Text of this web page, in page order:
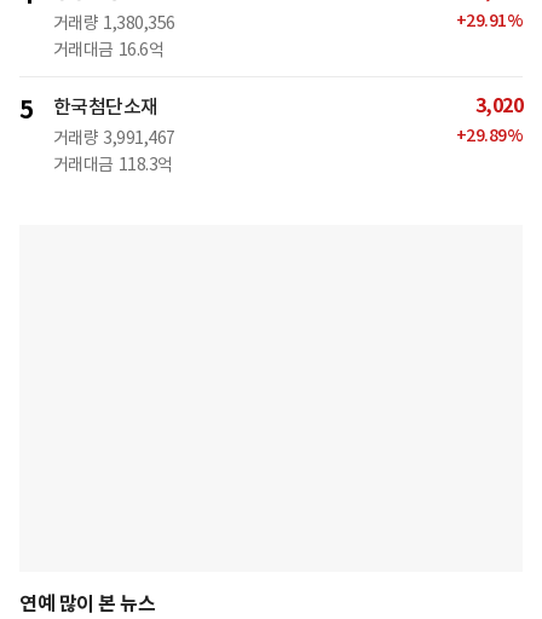
거래량 1,380,356
거래대금 16.6억
+29.91%
5 한국첨단소재
거래량 3,991,467
거래대금 118.3억
3,020
+29.89%
연예 많이 본 뉴스